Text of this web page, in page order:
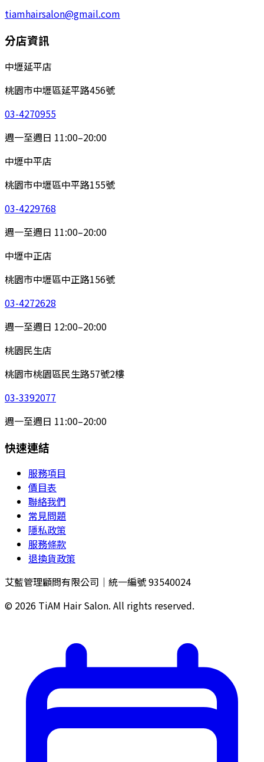
tiamhairsalon@gmail.com
分店資訊
中壢延平店
桃園市中壢區延平路456號
03-4270955
週一至週日 11:00–20:00
中壢中平店
桃園市中壢區中平路155號
03-4229768
週一至週日 11:00–20:00
中壢中正店
桃園市中壢區中正路156號
03-4272628
週一至週日 12:00–20:00
桃園民生店
桃園市桃園區民生路57號2樓
03-3392077
週一至週日 11:00–20:00
快速連結
服務項目
價目表
聯絡我們
常見問題
隱私政策
服務條款
退換貨政策
艾藍管理顧問有限公司｜統一編號 93540024
© 2026 TiAM Hair Salon. All rights reserved.